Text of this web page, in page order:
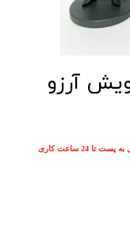
آرزو
پست تا 24 ساعت کاری